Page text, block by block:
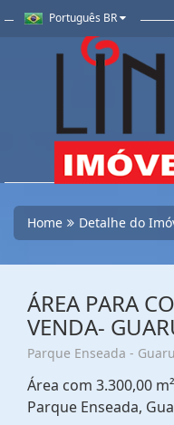
Português BR
Home Detalhe do
ÁREA PARA
VENDA-
Parque Enseada -
Área com 3.300,00
Parque Enseada,